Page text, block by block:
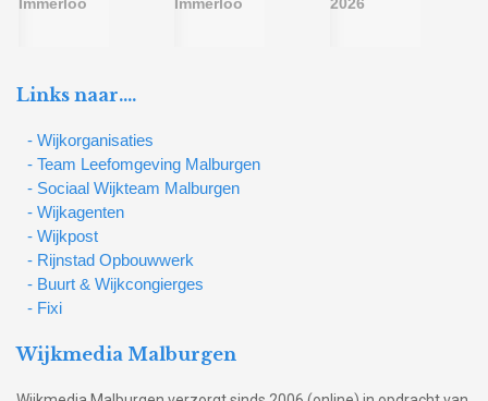
Links naar….
- Wijkorganisaties
- Team Leefomgeving Malburgen
- Sociaal Wijkteam Malburgen
- Wijkagenten
- Wijkpost
- Rijnstad Opbouwwerk
- Buurt & Wijkcongierges
- Fixi
Wijkmedia Malburgen